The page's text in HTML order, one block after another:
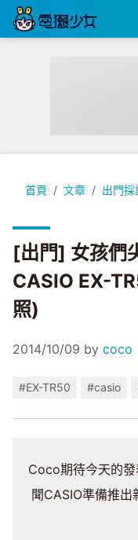
首頁 文章 出門採
[出門] 女孩們尖叫
[出門] 女孩們
CASIO EX-
照)
2014/10/09 by coco
#EX-TR50 #casio
Coco期待今天的
聞CASIO準備推